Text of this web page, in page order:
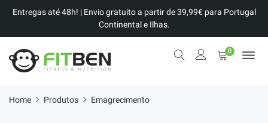
Entregas até 48h! | Envio gratuito a partir de 39,99€ para Portugal
Continental e Ilhas.
0
Home Produtos Emagrecimento